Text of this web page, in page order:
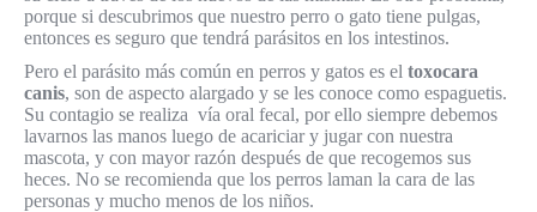
porque si descubrimos que nuestro perro o gato tiene pulgas,
entonces es seguro que tendrá parásitos en los intestinos.
Pero el parásito más común en perros y gatos es el toxocara
canis, son de aspecto alargado y se les conoce como espaguetis.
Su contagio se realiza vía oral fecal, por ello siempre debemos
lavarnos las manos luego de acariciar y jugar con nuestra
mascota, y con mayor razón después de que recogemos sus
heces. No se recomienda que los perros laman la cara de las
personas y mucho menos de los niños.